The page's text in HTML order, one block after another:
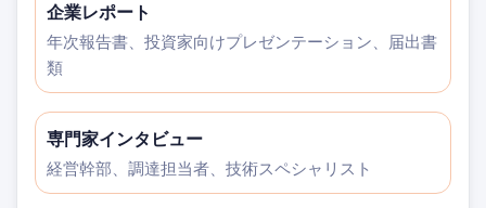
企業レポート
年次報告書、投資家向けプレゼンテーション、届出書
類
専門家インタビュー
経営幹部、調達担当者、技術スペシャリスト